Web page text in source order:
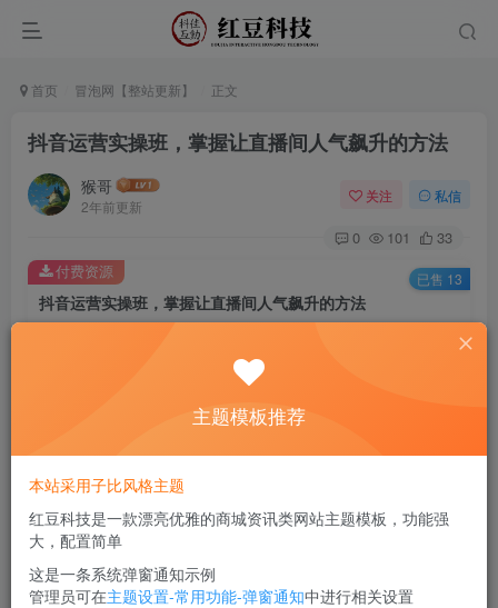
首页 冒泡网【整站更新】 正文
抖音运营实操班，掌握让直播间人气飙升的方法
猴哥
2年前更新
关注 私信
0 101 33
抖音运营实操班，掌握让直播间人气飙升的方法
此内容为付费资源，请付费后查看
9.9
免费
付费资源 已售 13
抖音运营实操班，掌握让直播间人气飙升的方法
主题模板推荐
本站采用子比风格主题
红豆科技是一款漂亮优雅的商城资讯类网站主题模板，功能强
大，配置简单
这是一条系统弹窗通知示例
管理员可在主题设置-常用功能-弹窗通知中进行相关设置